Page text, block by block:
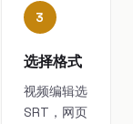
3
选择格式
视频编辑选
SRT，网页